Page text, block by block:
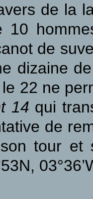
de la
de
dizaine
22 ne
14 qui
de
tour et